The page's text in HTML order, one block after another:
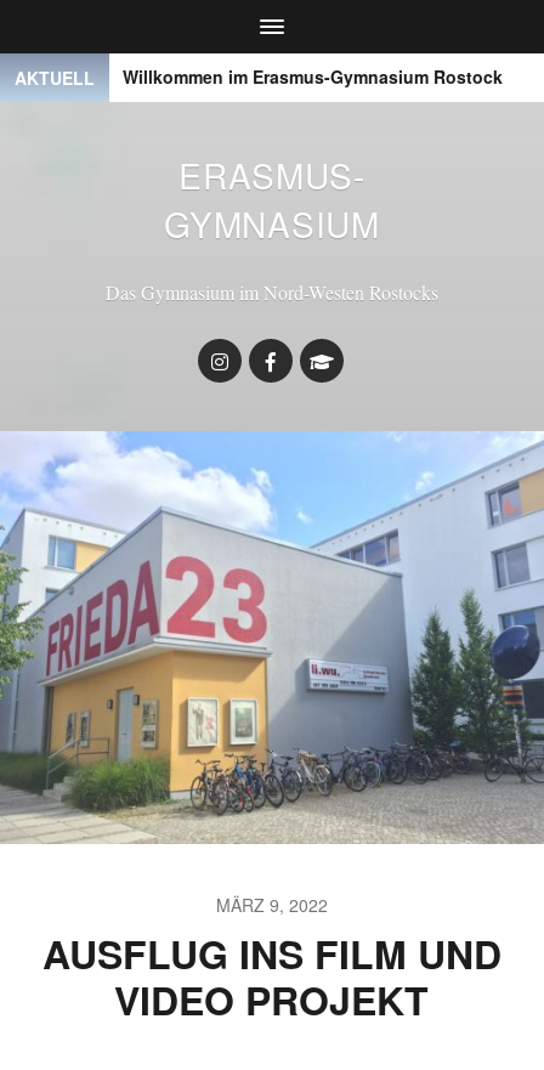
AKTUELLWillkommen im Erasmus-Gymnasium Rostock
ERASMUS-
GYMNASIUM
Das Gymnasium im Nord-Westen Rostocks
MÄRZ 9, 2022
AUSFLUG INS FILM UND
VIDEO PROJEKT